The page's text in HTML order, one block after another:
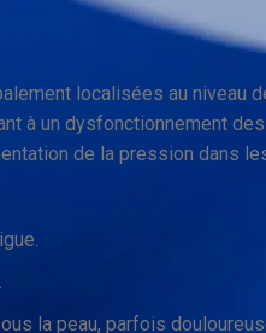
localisées au niveau
à un dysfonctionnement
de la pression dans
la peau, parfois